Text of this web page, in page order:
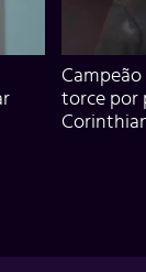
torce por